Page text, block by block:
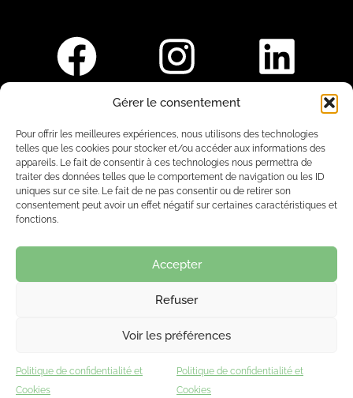
Gérer le consentement
Pour offrir les meilleures expériences, nous utilisons des technologies
telles que les cookies pour stocker et/ou accéder aux informations des
appareils. Le fait de consentir à ces technologies nous permettra de
traiter des données telles que le comportement de navigation ou les ID
uniques sur ce site. Le fait de ne pas consentir ou de retirer son
consentement peut avoir un effet négatif sur certaines caractéristiques et
fonctions.
Accepter
Refuser
Voir les préférences
Politique de confidentialité et
Cookies
Politique de confidentialité et
Cookies
Pour nous rejoindre :
Saint-Germain-En-Laye
Ligne R2-Nord
Tramway T13
20mins à pied du RER A
contact@lequaidespossibles.org